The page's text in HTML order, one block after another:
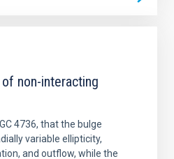
non-interacting
4736, that the bulge
variable ellipticity,
and outflow, while the